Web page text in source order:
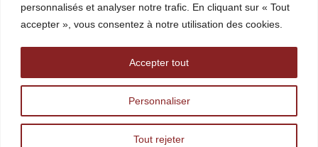
personnalisés et analyser notre trafic. En cliquant sur « Tout
accepter », vous consentez à notre utilisation des cookies.
Personnaliser
Tout rejeter
Accepter tout
Visioconférence
robin.gagnon@tshakapesh.ca
418 720-1815
418 968-4424 ext: 261